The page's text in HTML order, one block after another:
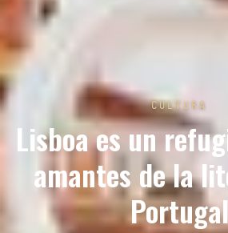
CULTURA
Lisboa es un
amantes de la
Portugal